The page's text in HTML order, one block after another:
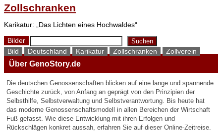
Zollschranken
Karikatur: „Das Lichten eines Hochwaldes“
Bilder
Bild
Deutschland Karikatur Zollschranken Zollverein
Suchen Suchen
Über GenoStory.de
Die deutschen Genossenschaften blicken auf eine lange und spannende
Geschichte zurück, von Anfang an geprägt von den Prinzipien der
Selbsthilfe, Selbstverwaltung und Selbstverantwortung. Bis heute hat
das moderne Genossenschaftsmodell in allen Bereichen der Wirtschaft
Fuß gefasst. Wie diese Entwicklung mit ihren Erfolgen und
Rückschlägen konkret aussah, erfahren Sie auf dieser Online-Zeitreise.